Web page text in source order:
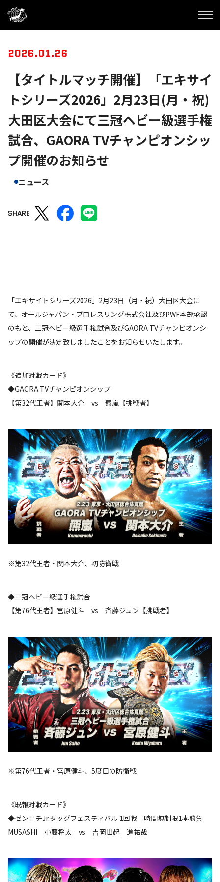
2026.01.26
【タイトルマッチ開催】「エキサイ
トシリーズ2026」2月23日(月・祝)
大田区大会にて三冠ヘビー級選手権
試合、GAORA TVチャンピオンシッ
プ開催のお知らせ
ニュース
SHARE
「エキサイトシリーズ2026」2月23日（月・祝）大田区大会に
て、オールジャパン・プロレスリング株式会社及びPWF本部承認
のもと、三冠ヘビー級選手権試合及びGAORA TVチャンピオンシ
ップの開催が決定致しましたことをお知らせいたします。
《追加対戦カード》
◆GAORA TVチャンピオンシップ
【第32代王者】関本大介 vs 羆嵐【挑戦者】
※第32代王者・関本大介、初防衛戦
◆三冠ヘビー級選手権試合
【第76代王者】宮原健斗 vs 斉藤ジュン【挑戦者】
※第76代王者・宮原健斗、5度目の防衛戦
《既報対戦カード》
◆ゼンニチJr.タッグフェスティバル 1回戦 時間無制限1本勝負
MUSASHI 小藤将太 vs 吉岡世起 進祐哉